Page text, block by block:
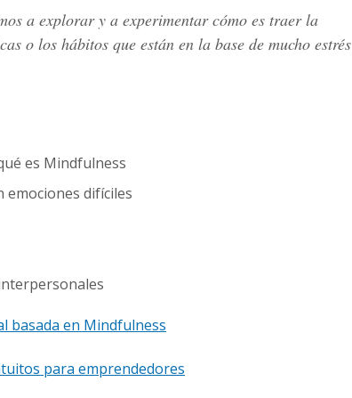
a explorar y a experimentar cómo es traer la
o los hábitos que están en la base de mucho estrés
es Mindfulness
emociones difíciles
basada en Mindfulness
para emprendedores